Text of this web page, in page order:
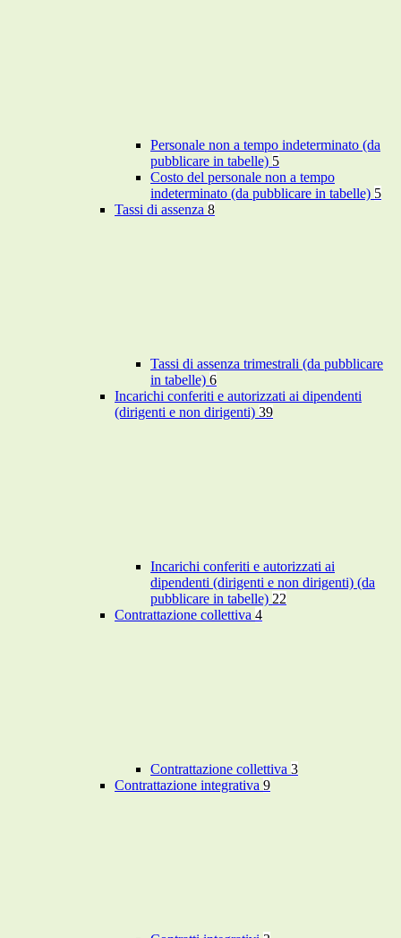
Personale non a tempo indeterminato (da
pubblicare in tabelle) 5
Costo del personale non a tempo
indeterminato (da pubblicare in tabelle) 5
Tassi di assenza 8
Tassi di assenza trimestrali (da pubblicare
in tabelle) 6
Incarichi conferiti e autorizzati ai dipendenti
(dirigenti e non dirigenti) 39
Incarichi conferiti e autorizzati ai
dipendenti (dirigenti e non dirigenti) (da
pubblicare in tabelle) 22
Contrattazione collettiva 4
Contrattazione collettiva 3
Contrattazione integrativa 9